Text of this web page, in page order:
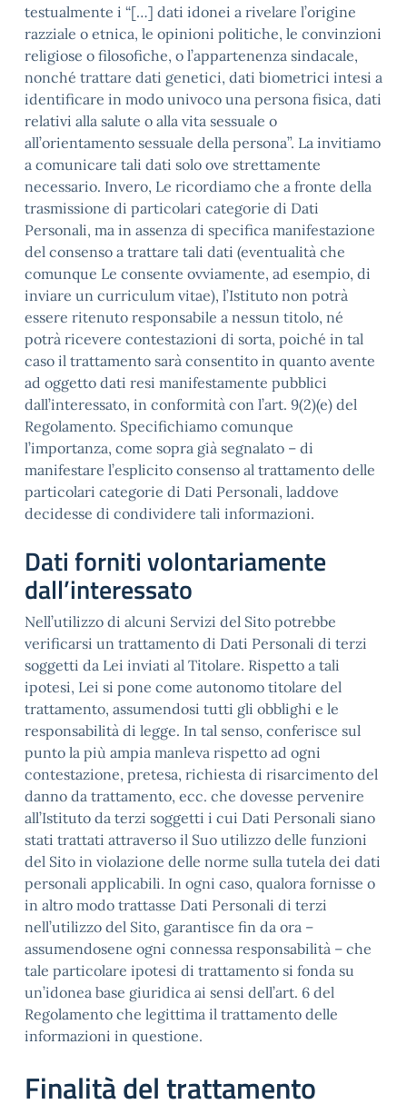
testualmente i “[…] dati idonei a rivelare l’origine
razziale o etnica, le opinioni politiche, le convinzioni
religiose o filosofiche, o l’appartenenza sindacale,
nonché trattare dati genetici, dati biometrici intesi a
identificare in modo univoco una persona fisica, dati
relativi alla salute o alla vita sessuale o
all’orientamento sessuale della persona”. La invitiamo
a comunicare tali dati solo ove strettamente
necessario. Invero, Le ricordiamo che a fronte della
trasmissione di particolari categorie di Dati
Personali, ma in assenza di specifica manifestazione
del consenso a trattare tali dati (eventualità che
comunque Le consente ovviamente, ad esempio, di
inviare un curriculum vitae), l’Istituto non potrà
essere ritenuto responsabile a nessun titolo, né
potrà ricevere contestazioni di sorta, poiché in tal
caso il trattamento sarà consentito in quanto avente
ad oggetto dati resi manifestamente pubblici
dall’interessato, in conformità con l’art. 9(2)(e) del
Regolamento. Specifichiamo comunque
l’importanza, come sopra già segnalato – di
manifestare l’esplicito consenso al trattamento delle
particolari categorie di Dati Personali, laddove
decidesse di condividere tali informazioni.
Dati forniti volontariamente
dall’interessato
Nell’utilizzo di alcuni Servizi del Sito potrebbe
verificarsi un trattamento di Dati Personali di terzi
soggetti da Lei inviati al Titolare. Rispetto a tali
ipotesi, Lei si pone come autonomo titolare del
trattamento, assumendosi tutti gli obblighi e le
responsabilità di legge. In tal senso, conferisce sul
punto la più ampia manleva rispetto ad ogni
contestazione, pretesa, richiesta di risarcimento del
danno da trattamento, ecc. che dovesse pervenire
all’Istituto da terzi soggetti i cui Dati Personali siano
stati trattati attraverso il Suo utilizzo delle funzioni
del Sito in violazione delle norme sulla tutela dei dati
personali applicabili. In ogni caso, qualora fornisse o
in altro modo trattasse Dati Personali di terzi
nell’utilizzo del Sito, garantisce fin da ora –
assumendosene ogni connessa responsabilità – che
tale particolare ipotesi di trattamento si fonda su
un’idonea base giuridica ai sensi dell’art. 6 del
Regolamento che legittima il trattamento delle
informazioni in questione.
Finalità del trattamento